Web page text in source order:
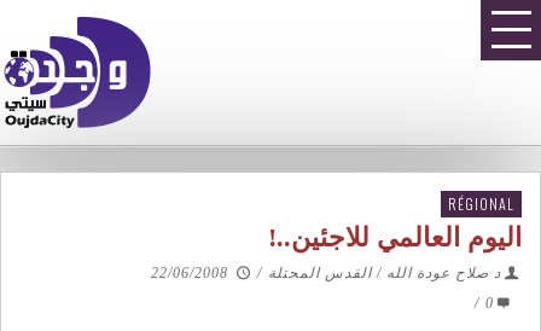
RÉGIONAL
اليوم العالمي للاجئين..!
د صلاح عودة الله / القدس المحتلة /
22/06/2008
0
/